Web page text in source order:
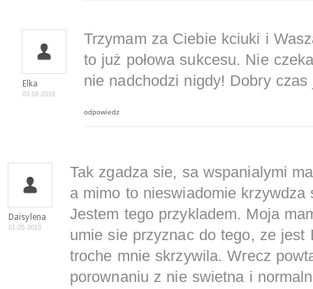
Elka
03-18-2018
Trzymam za Ciebie kciuki i
to już połowa sukcesu. Nie
nie nadchodzi nigdy! Dobry
odpowiedz
Daisylena
01-25-2013
Tak zgadza sie, sa wspanialymi
a mimo to nieswiadomie krzywdza
Jestem tego przykladem. Moja
umie sie przyznac do tego, ze jest
troche mnie skrzywila. Wrecz
porownaniu z nie swietna i